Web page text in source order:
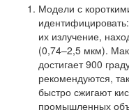
Модели с
их излучение,
(0,74–2,5 мкм).
достигает 900
рекомендуются,
быстро сжигают
промышленных